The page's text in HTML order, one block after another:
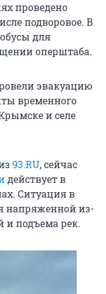
проведено
подворовое. В
для
оперштаба.
эвакуацию
временного
и селе
93.RU, сейчас
действует в
Ситуация в
напряженной из-
и подъема рек.